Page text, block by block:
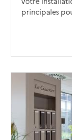
principales